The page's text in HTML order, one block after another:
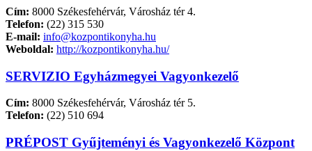
Cím: 8000 Székesfehérvár, Városház tér 4.
Telefon: (22) 315 530
E-mail: info@kozpontikonyha.hu
Weboldal: http://kozpontikonyha.hu/
SERVIZIO Egyházmegyei Vagyonkezelő
Cím: 8000 Székesfehérvár, Városház tér 5.
Telefon: (22) 510 694
PRÉPOST Gyűjteményi és Vagyonkezelő Központ